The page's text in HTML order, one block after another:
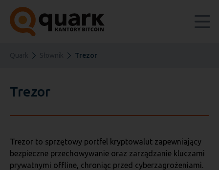
Trezor
Trezor
Trezor to sprzętowy portfel kryptowalut zapewniający
bezpieczne przechowywanie oraz zarządzanie kluczami
prywatnymi offline, chroniąc przed cyberzagrożeniami.